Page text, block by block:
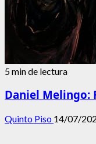
5 min de lectura
Daniel Melingo:
Quinto Piso 14/07/